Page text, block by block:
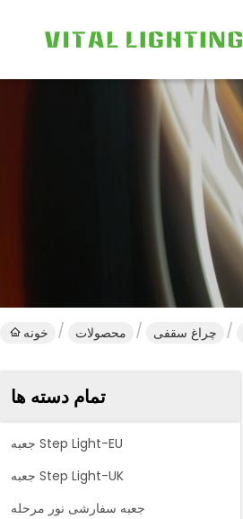
خونه محصولات چراغ سقفی
تمام دسته ها
جعبه Step Light-EU
جعبه Step Light-UK
جعبه سفارشی نور مرحله